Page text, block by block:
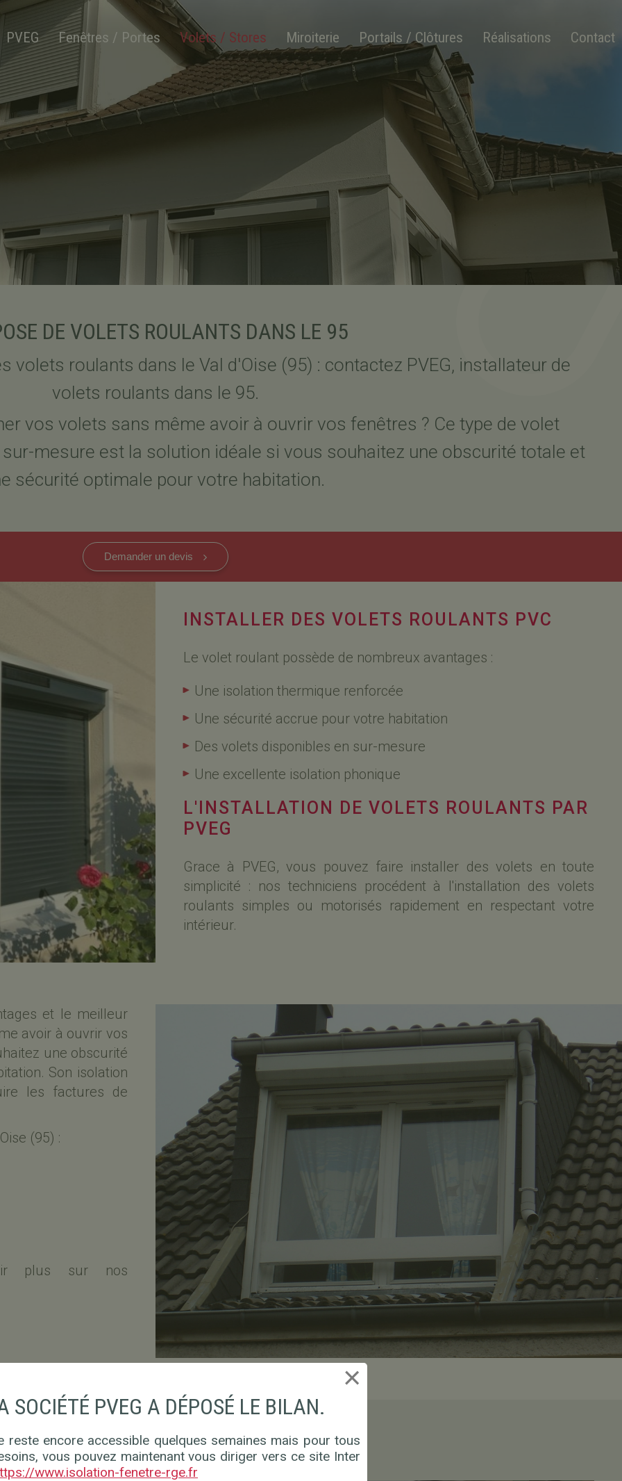
×
SOCIÉTÉ PVEG A DÉPOSÉ LE BILAN.
reste encore accessible quelques semaines mais pour tous
vous pouvez maintenant vous diriger vers ce site Inter
www.isolation-fenetre-rge.fr
PVEG Fenêtres / Portes Volets / Stores Miroiterie Portails / Clôtures Réalisations Contact
DE VOLETS ROULANTS DANS LE 95
volets roulants dans le Val d'Oise (95) : contactez PVEG, installateur de
volets roulants dans le 95.
vos volets sans même avoir à ouvrir vos fenêtres ? Ce type de volet
mesure est la solution idéale si vous souhaitez une obscurité totale et
sécurité optimale pour votre habitation.
Demander un devis
INSTALLER DES VOLETS ROULANTS PVC
Le volet roulant possède de nombreux avantages :
Une isolation thermique renforcée
Une sécurité accrue pour votre habitation
Des volets disponibles en sur-mesure
Une excellente isolation phonique
L'INSTALLATION DE VOLETS ROULANTS PAR
PVEG
Grace à PVEG, vous pouvez faire installer des volets en toute
simplicité : nos techniciens procédent à l'installation des volets
roulants simples ou motorisés rapidement en respectant votre
intérieur.
et le meilleur
avoir à ouvrir vos
une obscurité
Son isolation
les factures de
(95) :
plus sur nos
DERNIÈRES RÉALISATIONS